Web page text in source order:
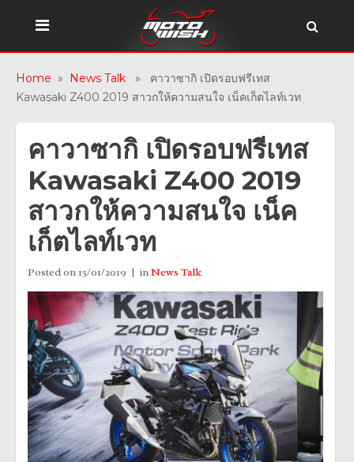
Home » News Talk » คาวาซากิ เปิดรอบฟรีเทส
Kawasaki Z400 2019 สาวกให้ความสนใจ เน็คเก็ตไลท์เวท
คาวาซากิ เปิดรอบฟรีเทส
Kawasaki Z400 2019
สาวกให้ความสนใจ เน็ค
เก็ตไลท์เวท
Posted on15/01/2019 inNews Talk